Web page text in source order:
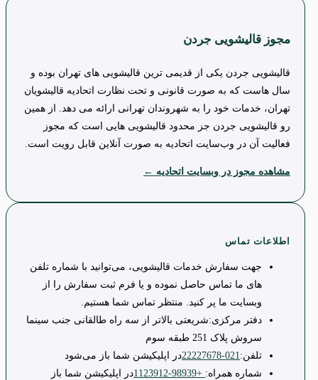
مجوز قالیشویی جردن
قالیشویی جردن یکی از قدیمی ترین قالیشویی های تهران بوده و
سال هاست که به صورت قانونی و تحت نظارت اتحادیه قالیشویان
تهران، خدمات خود را به شهروندان تهرانی ارائه می دهد. از همین
رو قالیشویی جردن جز محدود قالیشویی هایی است که مجوز
فعالیت آن در وب‌سایت اتحادیه به صورت آنلاین قابل رویت است.
مشاهده مجوز در وبسایت اتحادیه ←
اطلاعات تماس
جهت سفارش خدمات قالیشویی، می‌توانید با شماره تلفن
های ما تماس حاصل نموده و یا فرم ثبت سفارش را از
وبسایت ما پر کنید. منتظر تماس شما هستیم.
دفتر مرکزی:شریعتی بالاتر از سه راه طالقانی جنب سینما
سروش پلاک 251 طبقه سوم
تلفن:021-22227678
در اپلیکیشن شما باز می‌شود
شماره همراه: +98939-1123912
در اپلیکیشن شما باز